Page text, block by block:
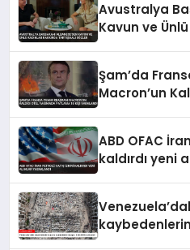
Avustralya
Kavun ve
Şam’da
Macron’un
ABD OFAC
kaldırdı yeni
kaybedenlerin